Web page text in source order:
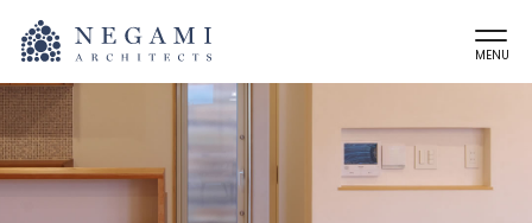
MENU